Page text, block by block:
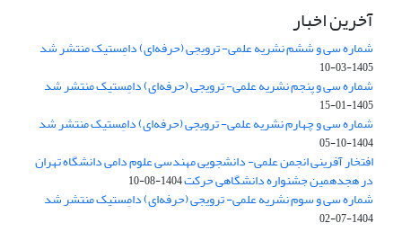
آخرین اخبار
شماره سی و ششم نشریه علمی- ترویجی (حرفه‌ای) دامِستیک منتشر شد
1405-03-10
شماره سی و پنجم نشریه علمی- ترویجی (حرفه‌ای) دامِستیک منتشر شد
1405-01-15
شماره سی و چهارم نشریه علمی- ترویجی (حرفه‌ای) دامِستیک منتشر شد
1404-10-05
افتخار آفرینی انجمن علمی- دانشجویی مهندسی علوم دامی دانشگاه تهران
در هجدهمین جشنواره دانشگاهی حرکت1404-08-10
شماره سی و سوم نشریه علمی- ترویجی (حرفه‌ای) دامِستیک منتشر شد
1404-07-02